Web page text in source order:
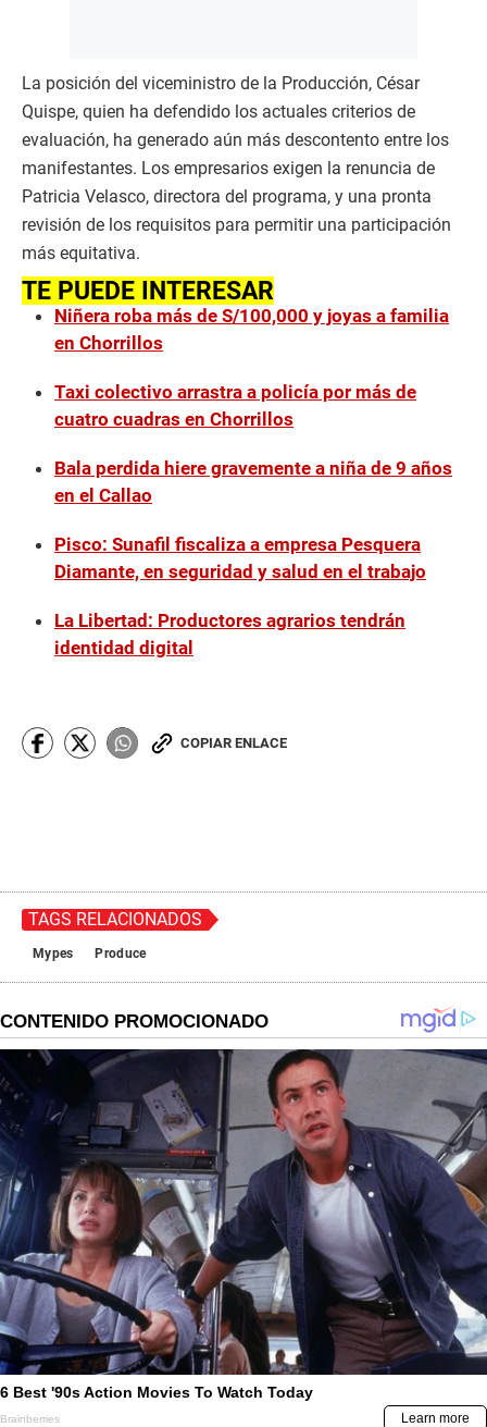
La posición del viceministro de la Producción, César
Quispe, quien ha defendido los actuales criterios de
evaluación, ha generado aún más descontento entre los
manifestantes. Los empresarios exigen la renuncia de
Patricia Velasco, directora del programa, y una pronta
revisión de los requisitos para permitir una participación
más equitativa.
TE PUEDE INTERESAR
Niñera roba más de S/100,000 y joyas a familia
en Chorrillos
Taxi colectivo arrastra a policía por más de
cuatro cuadras en Chorrillos
Bala perdida hiere gravemente a niña de 9 años
en el Callao
Pisco: Sunafil fiscaliza a empresa Pesquera
Diamante, en seguridad y salud en el trabajo
La Libertad: Productores agrarios tendrán
identidad digital
COPIAR ENLACE
TAGS RELACIONADOS
Mypes Produce